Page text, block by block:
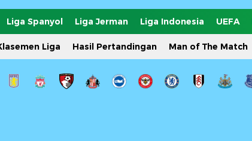
Liga Spanyol Liga Jerman Liga Indonesia UEFA
Liga Hasil Pertandingan Man of The Match